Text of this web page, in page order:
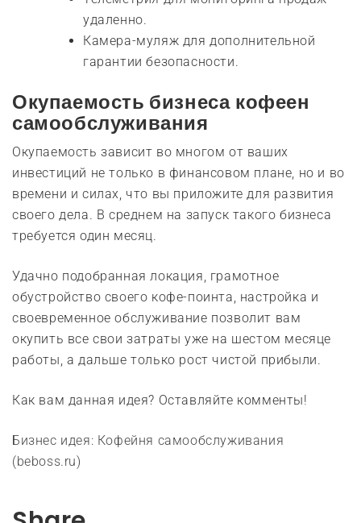
удаленно.
Камера-муляж для дополнительной
гарантии безопасности.
Окупаемость бизнеса кофеен
самообслуживания
Окупаемость зависит во многом от ваших
инвестиций не только в финансовом плане, но и во
времени и силах, что вы приложите для развития
своего дела. В среднем на запуск такого бизнеса
требуется один месяц.
Удачно подобранная локация, грамотное
обустройство своего кофе-поинта, настройка и
своевременное обслуживание позволит вам
окупить все свои затраты уже на шестом месяце
работы, а дальше только рост чистой прибыли.
Как вам данная идея? Оставляйте комменты!
Бизнес идея: Кофейня самообслуживания
(beboss.ru)